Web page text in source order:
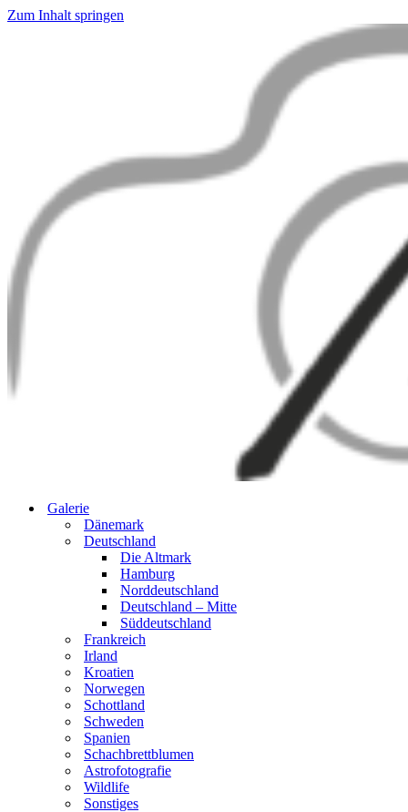
Zum Inhalt springen
Galerie
Dänemark
Deutschland
Die Altmark
Hamburg
Norddeutschland
Deutschland – Mitte
Süddeutschland
Frankreich
Irland
Kroatien
Norwegen
Schottland
Schweden
Spanien
Schachbrettblumen
Astrofotografie
Wildlife
Sonstiges